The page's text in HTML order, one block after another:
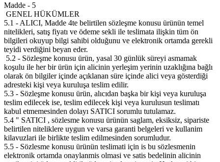
Madde - 5
GENEL HÜKÜMLER
5.1 - ALICI, Madde 4te belirtilen sözleşme konusu ürünün temel
nitelikleri, satış fiyatı ve ödeme sekli ile teslimata ilişkin tüm ön
bilgileri okuyup bilgi sahibi olduğunu ve elektronik ortamda gerekli
teyidi verdiğini beyan eder.
5.2 - Sözleşme konusu ürün, yasal 30 günlük süreyi asmamak
koşulu ile her bir ürün için alicinin yerleşim yerinin uzaklığına bağlı
olarak ön bilgiler içinde açıklanan süre içinde alici veya gösterdiği
adresteki kişi veya kuruluşa teslim edilir.
5.3 - Sözleşme konusu ürün, alıcıdan başka bir kişi veya kuruluşa
teslim edilecek ise, teslim edilecek kişi veya kurulusun teslimatı
kabul etmemesinden dolayı SATICI sorumlu tutulamaz.
5.4 " SATICI , sözlesme konusu ürünün saglam, eksiksiz, sipariste
belirtilen niteliklere uygun ve varsa garanti belgeleri ve kullanim
kilavuzlari ile birlikte teslim edilmesinden sorumludur.
5.5 - Sözlesme konusu ürünün teslimati için is bu sözlesmenin
elektronik ortamda onaylanmis olmasi ve satis bedelinin alicinin